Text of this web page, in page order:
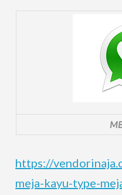
https://
meja-kayu-type-